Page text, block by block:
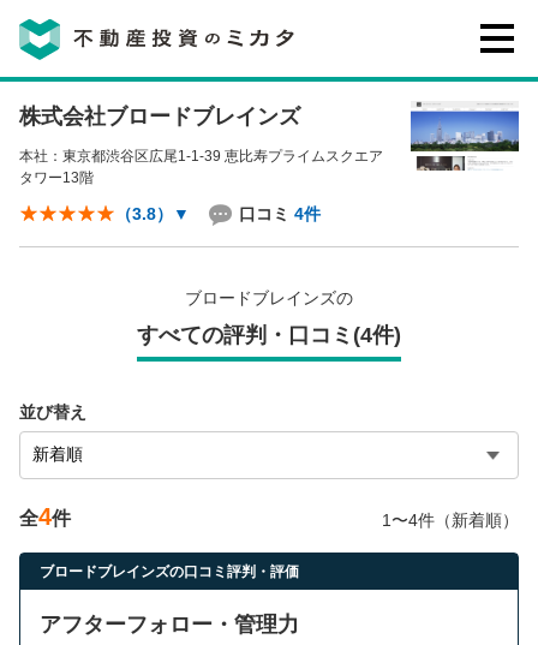
不動産投資のミカタとは
ご質問・ご予約 電話する
株式会社ブロードブレインズ
本社：東京都渋谷区広尾1-1-39 恵比寿プライムスクエア
タワー13階
（3.8） ▼ 口コミ 4件
ブロードブレインズの
すべての評判・口コミ(4件)
並び替え
全4件 1〜4件（新着順）
ブロードブレインズの口コミ評判・評価
アフターフォロー・管理力